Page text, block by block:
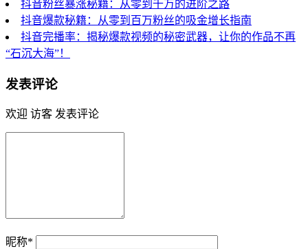
抖音粉丝暴涨秘籍：从零到千万的进阶之路
抖音爆款秘籍：从零到百万粉丝的吸金增长指南
抖音完播率：揭秘爆款视频的秘密武器，让你的作品不再
“石沉大海”！
发表评论
欢迎 访客 发表评论
昵称*